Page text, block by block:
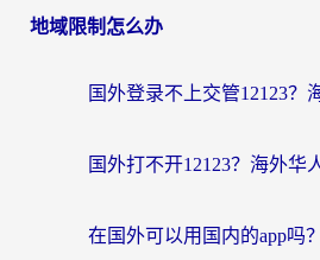
地域限制怎么办